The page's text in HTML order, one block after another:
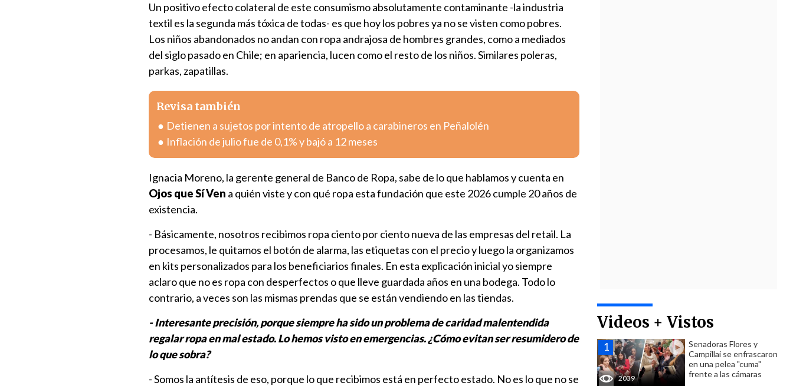
Videos + Vistos
2039
Senadoras Flores y
Campillai se enfrascaron
en una pelea "cuma"
frente a las cámaras
Un positivo efecto colateral de este consumismo absolutamente contaminante -la industria
textil es la segunda más tóxica de todas- es que hoy los pobres ya no se visten como pobres.
Los niños abandonados no andan con ropa andrajosa de hombres grandes, como a mediados
del siglo pasado en Chile; en apariencia, lucen como el resto de los niños. Similares poleras,
parkas, zapatillas.
Revisa también
Detienen a sujetos por intento de atropello a carabineros en Peñalolén
Inflación de julio fue de 0,1% y bajó a 12 meses
Ignacia Moreno, la gerente general de Banco de Ropa, sabe de lo que hablamos y cuenta en
Ojos que Sí Ven a quién viste y con qué ropa esta fundación que este 2026 cumple 20 años de
existencia.
- Básicamente, nosotros recibimos ropa ciento por ciento nueva de las empresas del retail. La
procesamos, le quitamos el botón de alarma, las etiquetas con el precio y luego la organizamos
en kits personalizados para los beneficiarios finales. En esta explicación inicial yo siempre
aclaro que no es ropa con desperfectos o que lleve guardada años en una bodega. Todo lo
contrario, a veces son las mismas prendas que se están vendiendo en las tiendas.
- Interesante precisión, porque siempre ha sido un problema de caridad malentendida
regalar ropa en mal estado. Lo hemos visto en emergencias. ¿Cómo evitan ser resumidero de
lo que sobra?
- Somos la antítesis de eso, porque lo que recibimos está en perfecto estado. No es lo que no se